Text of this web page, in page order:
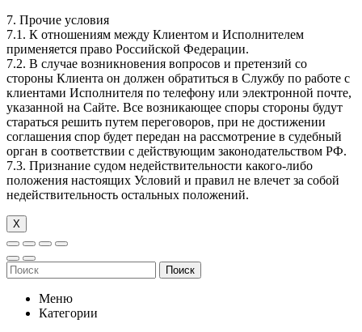
7. Прочие условия
7.1. К отношениям между Клиентом и Исполнителем
применяется право Российской Федерации.
7.2. В случае возникновения вопросов и претензий со
стороны Клиента он должен обратиться в Службу по работе с
клиентами Исполнителя по телефону или электронной почте,
указанной на Сайте. Все возникающее споры стороны будут
стараться решить путем переговоров, при не достижении
соглашения спор будет передан на рассмотрение в судебный
орган в соответствии с действующим законодательством РФ.
7.3. Признание судом недействительности какого-либо
положения настоящих Условий и правил не влечет за собой
недействительность остальных положений.
Х
Поиск
Меню
Категории